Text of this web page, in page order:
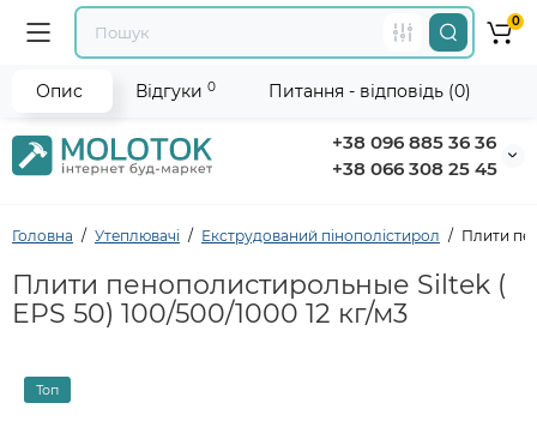
+38 096 885 36 36
+38 066 308 25 45
0
Головна Утеплювачі Екструдований пінополістирол Плити
Плити пенополистирольные Siltek (
EPS 50) 100/500/1000 12 кг/м3
Топ
Опис Відгуки 0 Питання - відповідь (0)